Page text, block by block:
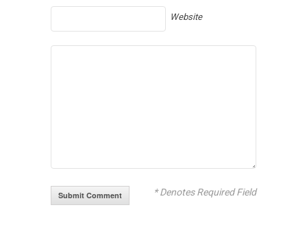
Website
* Denotes Required Field